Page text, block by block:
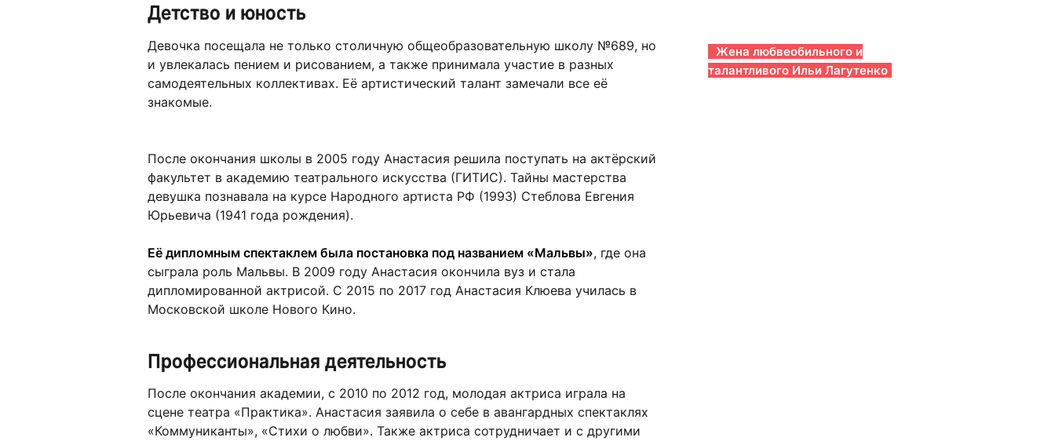
Детство и юность
Девочка посещала не только столичную общеобразовательную школу №689, но
и увлекалась пением и рисованием, а также принимала участие в разных
самодеятельных коллективах. Её артистический талант замечали все её
знакомые.
После окончания школы в 2005 году Анастасия решила поступать на актёрский
факультет в академию театрального искусства (ГИТИС). Тайны мастерства
девушка познавала на курсе Народного артиста РФ (1993) Стеблова Евгения
Юрьевича (1941 года рождения).
Её дипломным спектаклем была постановка под названием «Мальвы», где она
сыграла роль Мальвы. В 2009 году Анастасия окончила вуз и стала
дипломированной актрисой. С 2015 по 2017 год Анастасия Клюева училась в
Московской школе Нового Кино.
Профессиональная деятельность
После окончания академии, с 2010 по 2012 год, молодая актриса играла на
сцене театра «Практика». Анастасия заявила о себе в авангардных спектаклях
«Коммуниканты», «Стихи о любви». Также актриса сотрудничает и с другими
Жена любвеобильного и
талантливого Ильи Лагутенко